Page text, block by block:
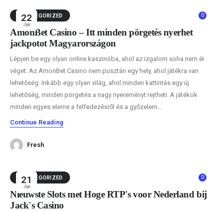
22
Јул
0
UNCATEGORIZED
AmonBet Casino – Itt minden pörgetés nyerhet
jackpotot Magyarországon
Lépjen be egy olyan online kaszinóba, ahol az izgalom soha nem ér
véget. Az AmonBet Casino nem pusztán egy hely, ahol játékra van
lehetőség. Inkább egy olyan világ, ahol minden kattintás egy új
lehetőség, minden pörgetés a nagy nyereményt rejtheti. A játékok
minden egyes eleme a felfedezésről és a győzelem...
Continue Reading
Fresh
21
Јул
0
UNCATEGORIZED
Nieuwste Slots met Hoge RTP's voor Nederland bij
Jack`s Casino